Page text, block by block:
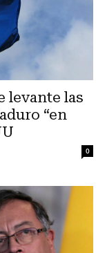
levante las
“en
0